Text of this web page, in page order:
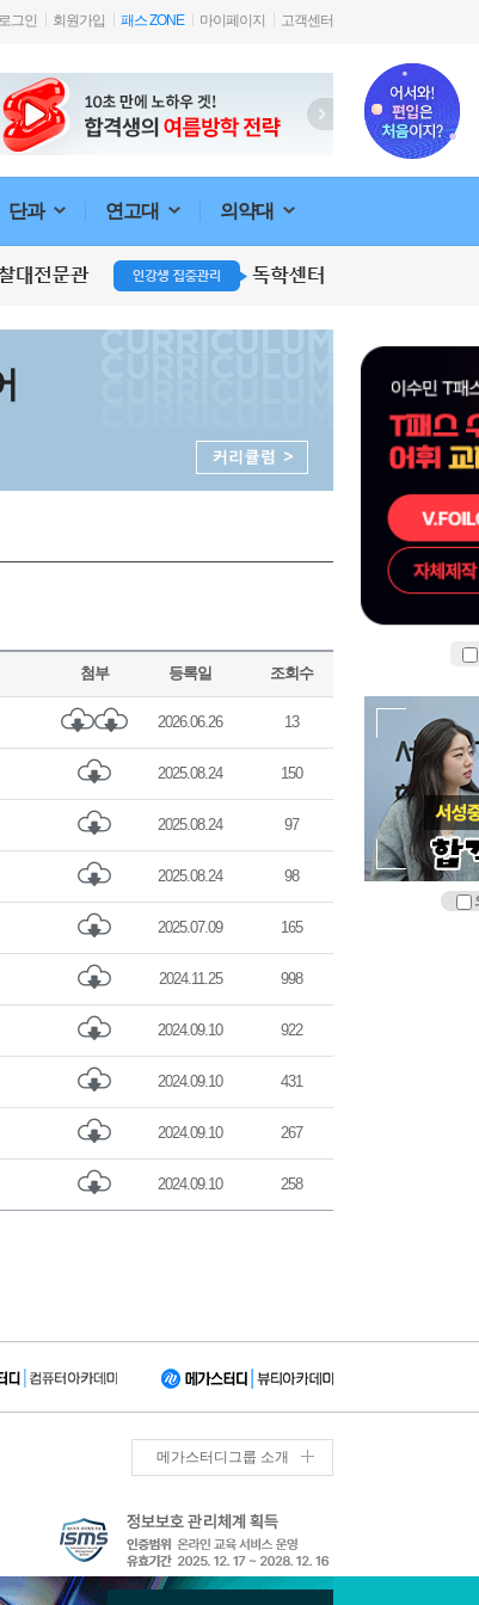
로그인 회원가입 패스 ZONE 마이페이지 고객센터
단과 연고대 의약대
첨부 등록일 조회수
2026.06.26 13
2025.08.24 150
2025.08.24 97
2025.08.24 98
2025.07.09 165
2024.11.25 998
2024.09.10 922
2024.09.10 431
2024.09.10 267
2024.09.10 258
메가스터디그룹 소개